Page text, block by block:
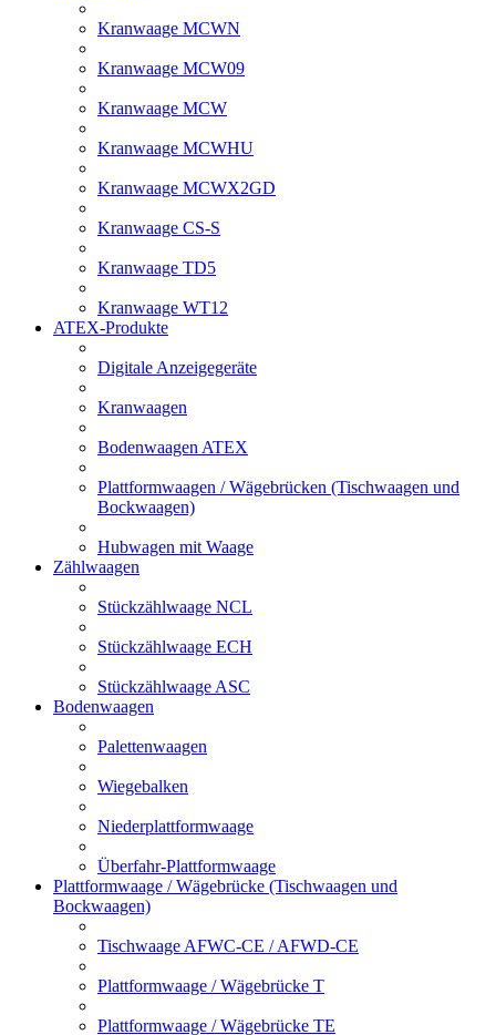
Kranwaage MCWN
Kranwaage MCW09
Kranwaage MCW
Kranwaage MCWHU
Kranwaage MCWX2GD
Kranwaage CS-S
Kranwaage TD5
Kranwaage WT12
ATEX-Produkte
Digitale Anzeigegeräte
Kranwaagen
Bodenwaagen ATEX
Plattformwaagen / Wägebrücken (Tischwaagen und
Bockwaagen)
Hubwagen mit Waage
Zählwaagen
Stückzählwaage NCL
Stückzählwaage ECH
Stückzählwaage ASC
Bodenwaagen
Palettenwaagen
Wiegebalken
Niederplattformwaage
Überfahr-Plattformwaage
Plattformwaage / Wägebrücke (Tischwaagen und
Bockwaagen)
Tischwaage AFWC-CE / AFWD-CE
Plattformwaage / Wägebrücke T
Plattformwaage / Wägebrücke TE